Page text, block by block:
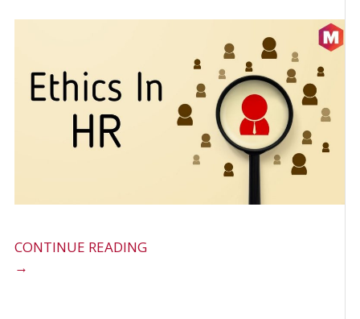
CONTINUE READING
→